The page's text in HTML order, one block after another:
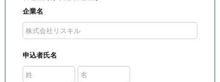
企業名
申込者氏名